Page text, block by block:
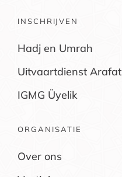
INSCHRIJVEN
Hadj en Umrah
Uitvaartdienst Arafat
IGMG Üyelik
ORGANISATIE
Over ons